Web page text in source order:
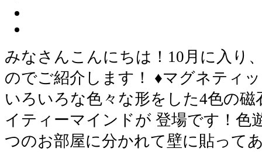
みなさんこんにちは！10月に入り
のでご紹介します！ ♦︎マグネティ
いろいろな色々な形をした4色の
イティーマインドが 登場です！色
つのお部屋に分かれて壁に貼って